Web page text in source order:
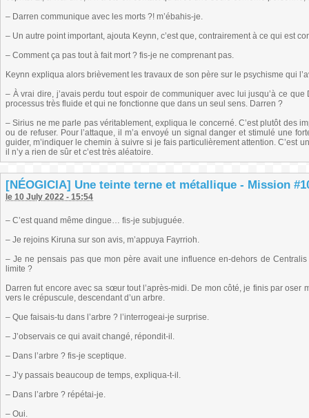
– Darren communique avec les morts ?! m’ébahis-je.
– Un autre point important, ajouta Keynn, c’est que, contrairement à ce qui est
– Comment ça pas tout à fait mort ? fis-je ne comprenant pas.
Keynn expliqua alors brièvement les travaux de son père sur le psychisme qui
– À vrai dire, j’avais perdu tout espoir de communiquer avec lui jusqu’à ce
processus très fluide et qui ne fonctionne que dans un seul sens. Darren ?
– Sirius ne me parle pas véritablement, expliqua le concerné. C’est plutôt des
ou de refuser. Pour l’attaque, il m’a envoyé un signal danger et stimulé une
guider, m’indiquer le chemin à suivre si je fais particulièrement attention. C’est
il n’y a rien de sûr et c’est très aléatoire.
[NÉOGICIA] Une teinte terne et métallique - Mission
le 10 July 2022 - 15:54
– C’est quand même dingue… fis-je subjuguée.
– Je rejoins Kiruna sur son avis, m’appuya Fayrrioh.
– Je ne pensais pas que mon père avait une influence en-dehors de
limite ?
Darren fut encore avec sa sœur tout l’après-midi. De mon côté, je finis par
vers le crépuscule, descendant d’un arbre.
– Que faisais-tu dans l’arbre ? l’interrogeai-je surprise.
– J’observais ce qui avait changé, répondit-il.
– Dans l’arbre ? fis-je sceptique.
– J’y passais beaucoup de temps, expliqua-t-il.
– Dans l’arbre ? répétai-je.
– Oui.